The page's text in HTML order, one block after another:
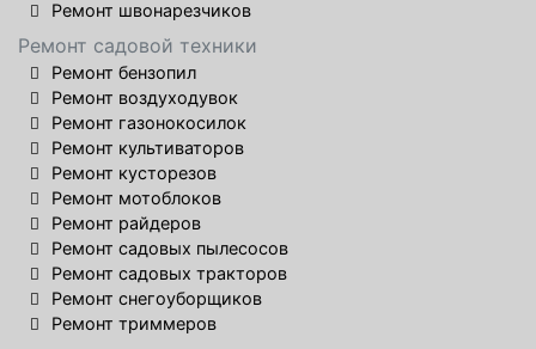
Ремонт швонарезчиков
Ремонт садовой техники
Ремонт бензопил
Ремонт воздуходувок
Ремонт газонокосилок
Ремонт культиваторов
Ремонт кусторезов
Ремонт мотоблоков
Ремонт райдеров
Ремонт садовых пылесосов
Ремонт садовых тракторов
Ремонт снегоуборщиков
Ремонт триммеров